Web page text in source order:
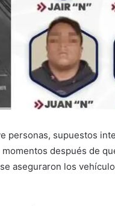
personas, supuestos
después de
aseguraron los